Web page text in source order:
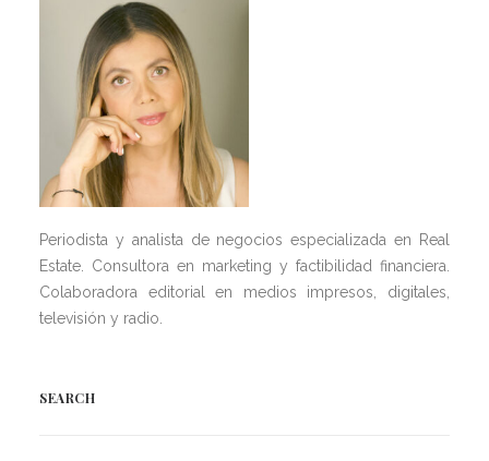
Periodista y analista de negocios especializada en Real
Estate. Consultora en marketing y factibilidad financiera.
Colaboradora editorial en medios impresos, digitales,
televisión y radio.
SEARCH